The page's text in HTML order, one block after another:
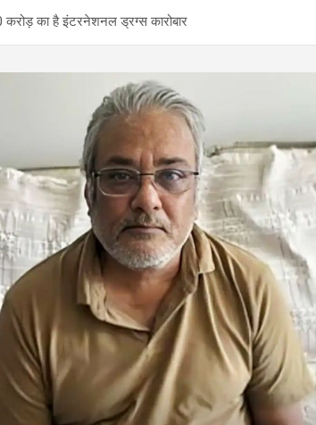
करोड़ का है इंटरनेशनल ड्रग्स कारोबार